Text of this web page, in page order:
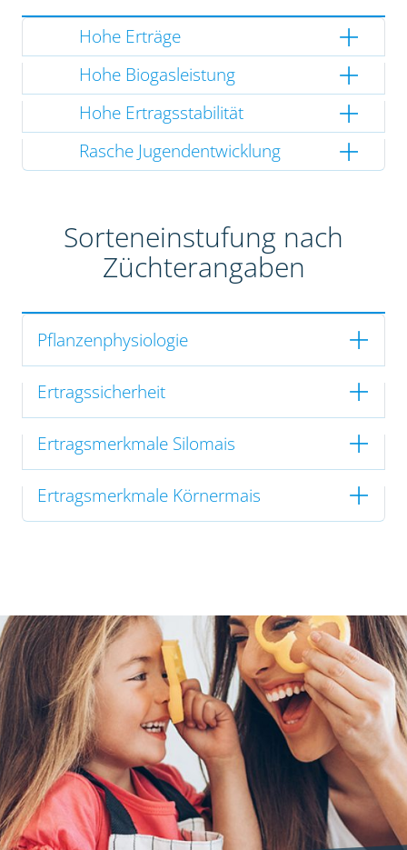
Hohe Erträge
Hohe Biogasleistung
Hohe Ertragsstabilität
Rasche Jugendentwicklung
Sorteneinstufung nach
Züchterangaben
Pflanzenphysiologie
Ertragssicherheit
Ertragsmerkmale Silomais
Ertragsmerkmale Körnermais